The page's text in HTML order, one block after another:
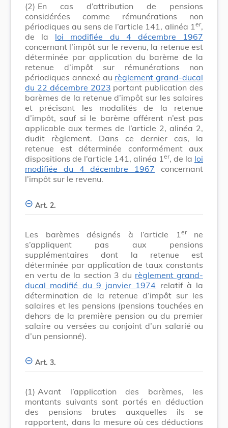
(2) En cas d’attribution de pensions
considérées comme rémunérations non
périodiques au sens de l’article 141, alinéa 1 er,
de la loi modifiée du 4 décembre 1967
concernant l’impôt sur le revenu, la retenue est
déterminée par application du barème de la
retenue d’impôt sur rémunérations non
périodiques annexé au règlement grand-ducal
du 22 décembre 2023 portant publication des
barèmes de la retenue d’impôt sur les salaires
et précisant les modalités de la retenue
d’impôt, sauf si le barème afférent n’est pas
applicable aux termes de l’article 2, alinéa 2,
dudit règlement. Dans ce dernier cas, la
retenue est déterminée conformément aux
dispositions de l’article 141, alinéa 1 er, de la loi
modifiée du 4 décembre 1967 concernant
l’impôt sur le revenu.
Art. 2.
Les barèmes désignés à l’article 1 erne
s’appliquent pas aux pensions
supplémentaires dont la retenue est
déterminée par application de taux constants
en vertu de la section 3 du règlement grand-
ducal modifié du 9 janvier 1974 relatif à la
détermination de la retenue d’impôt sur les
salaires et les pensions (pensions touchées en
dehors de la première pension ou du premier
salaire ou versées au conjoint d’un salarié ou
d’un pensionné).
Art. 3.
(1) Avant l’application des barèmes, les
montants suivants sont portés en déduction
des pensions brutes auxquelles ils se
rapportent, dans la mesure où ces déductions